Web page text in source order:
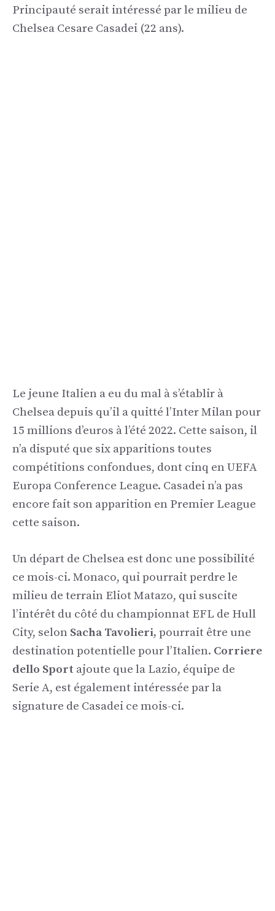
Principauté serait intéressé par le milieu de
Chelsea Cesare Casadei (22 ans).
Le jeune Italien a eu du mal à s’établir à
Chelsea depuis qu’il a quitté l’Inter Milan pour
15 millions d’euros à l’été 2022. Cette saison, il
n’a disputé que six apparitions toutes
compétitions confondues, dont cinq en UEFA
Europa Conference League. Casadei n’a pas
encore fait son apparition en Premier League
cette saison.
Un départ de Chelsea est donc une possibilité
ce mois-ci. Monaco, qui pourrait perdre le
milieu de terrain Eliot Matazo, qui suscite
l’intérêt du côté du championnat EFL de Hull
City, selon Sacha Tavolieri, pourrait être une
destination potentielle pour l’Italien. Corriere
dello Sport ajoute que la Lazio, équipe de
Serie A, est également intéressée par la
signature de Casadei ce mois-ci.